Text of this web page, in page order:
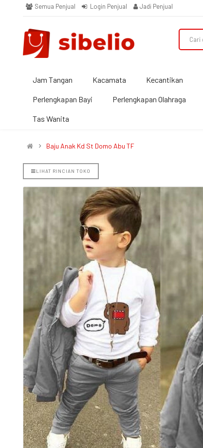
Semua Penjual Login Penjual Jadi Penjual
Jam Tangan Kacamata Kecantikan
Perlengkapan Bayi Perlengkapan Olahraga
Tas Wanita
Baju Anak Kd St Domo Abu TF
LIHAT RINCIAN TOKO